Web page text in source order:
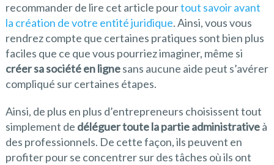
recommander de lire cet article pourtout savoir avant
la création de votre entité juridique. Ainsi, vous vous
rendrez compte que certaines pratiques sont bien plus
faciles que ce que vous pourriez imaginer, même si
créer sa société en lignesans aucune aide peut s’avérer
compliqué sur certaines étapes.
Ainsi, de plus en plus d’entrepreneurs choisissent tout
simplement de déléguer toute la partie administrativeà
des professionnels. De cette façon, ils peuvent en
profiter pour se concentrer sur des tâches où ils ont